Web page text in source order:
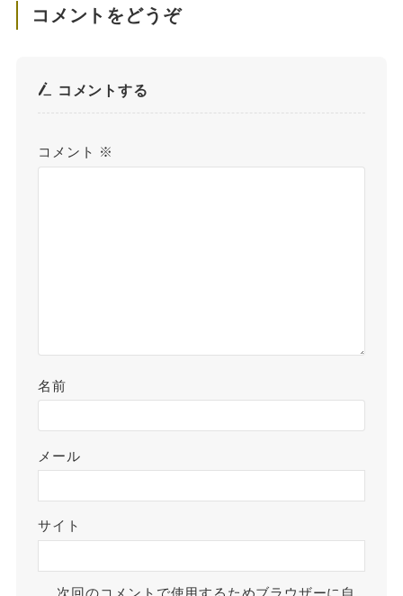
コメントをどうぞ
コメントする
コメント ※
名前
メール
サイト